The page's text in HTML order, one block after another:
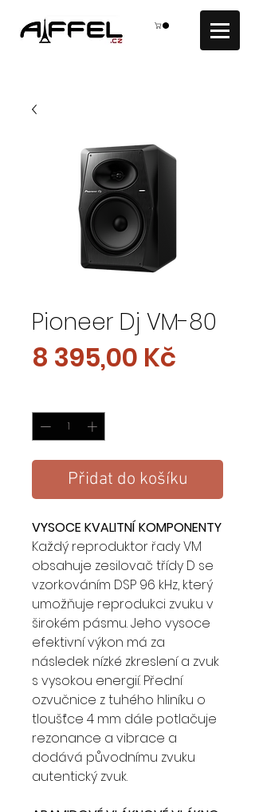
Pioneer Dj VM-80
8 395,00 Kč
Přidat do košíku
VYSOCE KVALITNÍ KOMPONENTY
Každý reproduktor řady VM
obsahuje zesilovač třídy D se
vzorkováním DSP 96 kHz, který
umožňuje reprodukci zvuku v
širokém pásmu. Jeho vysoce
efektivní výkon má za
následek nízké zkreslení a zvuk
s vysokou energií. Přední
ozvučnice z tuhého hliníku o
tloušťce 4 mm dále potlačuje
rezonance a vibrace a
dodává původnímu zvuku
autentický zvuk.